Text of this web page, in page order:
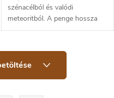
szénacélból és valódi
meteoritból. A penge hossza
6,5 cm, a teljes hossz 15,4 cm.
zárszerkezet.